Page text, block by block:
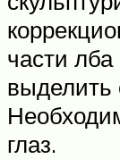
части
выделить
глаз.